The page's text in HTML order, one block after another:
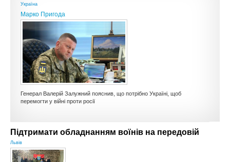
ЗДОРОВ'Я
НАУКА
КУЛЬТУРА
СПОРТ
ОПИТУВАННЯ
Україна
Марко Пригода
Генерал Валерій Залужний пояснив, що потрібно Україні, щоб
перемогти у війні проти росії
Підтримати обладнанням воїнів на передовій
Львів